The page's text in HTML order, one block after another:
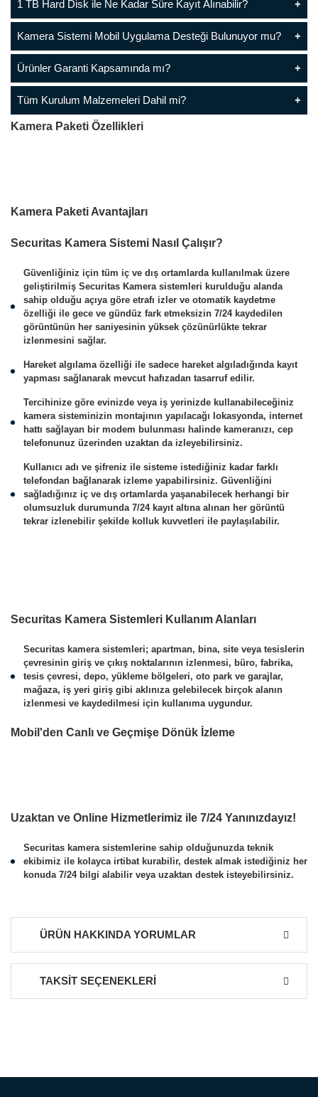
1 TB Hard Disk ile Ne Kadar Süre Kayıt Alınabilir?
Kamera Sistemi Mobil Uygulama Desteği Bulunuyor mu?
Ürünler Garanti Kapsamında mı?
Tüm Kurulum Malzemeleri Dahil mi?
Kamera Paketi Özellikleri
Kamera Paketi Avantajları
Securitas Kamera Sistemi Nasıl Çalışır?
Güvenliğiniz için tüm iç ve dış ortamlarda kullanılmak üzere
geliştirilmiş Securitas Kamera sistemleri kurulduğu alanda
sahip olduğu açıya göre etrafı izler ve otomatik kaydetme
özelliği ile gece ve gündüz fark etmeksizin 7/24 kaydedilen
görüntünün her saniyesinin yüksek çözünürlükte tekrar
izlenmesini sağlar.
Hareket algılama özelliği ile sadece hareket algıladığında kayıt
yapması sağlanarak mevcut hafızadan tasarruf edilir.
Tercihinize göre evinizde veya iş yerinizde kullanabileceğiniz
kamera sisteminizin montajının yapılacağı lokasyonda, internet
hattı sağlayan bir modem bulunması halinde kameranızı, cep
telefonunuz üzerinden uzaktan da izleyebilirsiniz.
Kullanıcı adı ve şifreniz ile sisteme istediğiniz kadar farklı
telefondan bağlanarak izleme yapabilirsiniz. Güvenliğini
sağladığınız iç ve dış ortamlarda yaşanabilecek herhangi bir
olumsuzluk durumunda 7/24 kayıt altına alınan her görüntü
tekrar izlenebilir şekilde kolluk kuvvetleri ile paylaşılabilir.
Securitas Kamera Sistemleri Kullanım Alanları
Securitas kamera sistemleri; apartman, bina, site veya tesislerin
çevresinin giriş ve çıkış noktalarının izlenmesi, büro, fabrika,
tesis çevresi, depo, yükleme bölgeleri, oto park ve garajlar,
mağaza, iş yeri giriş gibi aklınıza gelebilecek birçok alanın
izlenmesi ve kaydedilmesi için kullanıma uygundur.
Mobil'den Canlı ve Geçmişe Dönük İzleme
Uzaktan ve Online Hizmetlerimiz ile 7/24 Yanınızdayız!
Securitas kamera sistemlerine sahip olduğunuzda teknik
ekibimiz ile kolayca irtibat kurabilir, destek almak istediğiniz her
konuda 7/24 bilgi alabilir veya uzaktan destek isteyebilirsiniz.
ÜRÜN HAKKINDA YORUMLAR
Bu ürüne ilk yorumu siz yapın!
TAKSİT SEÇENEKLERİ